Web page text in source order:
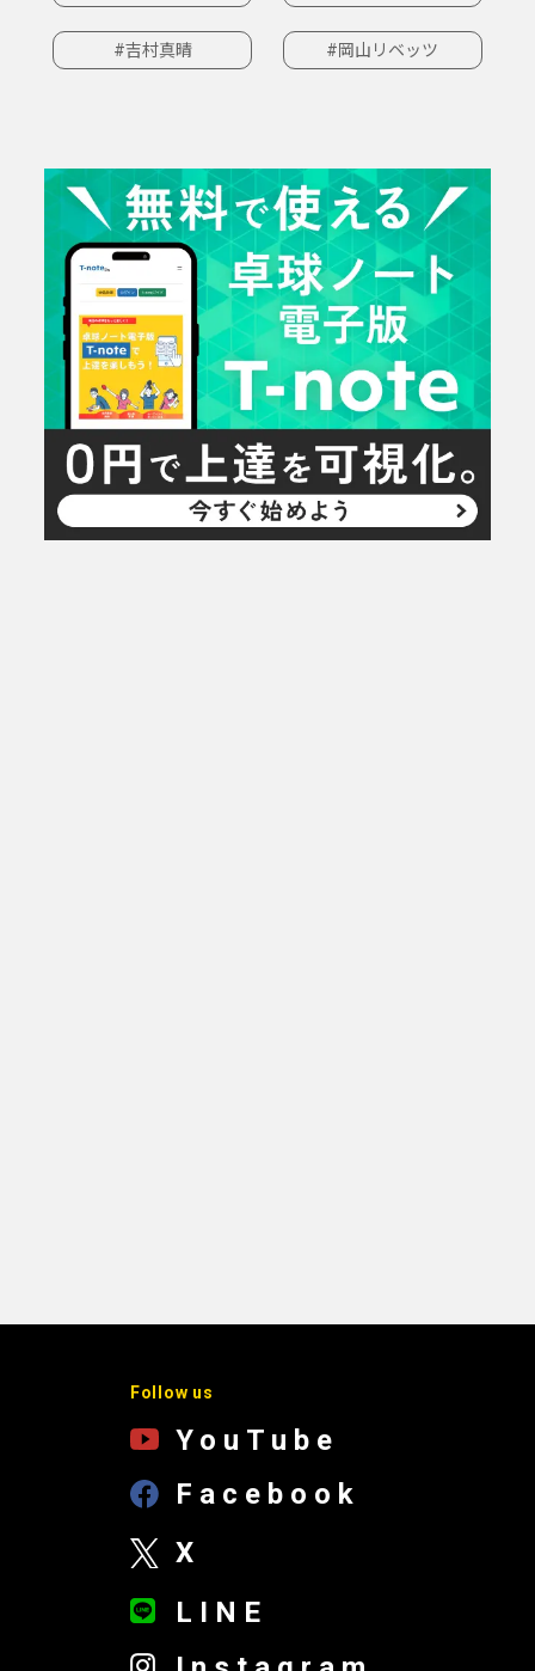
#吉村真晴 #岡山リベッツ
Follow us
YouTube
Facebook
X
LINE